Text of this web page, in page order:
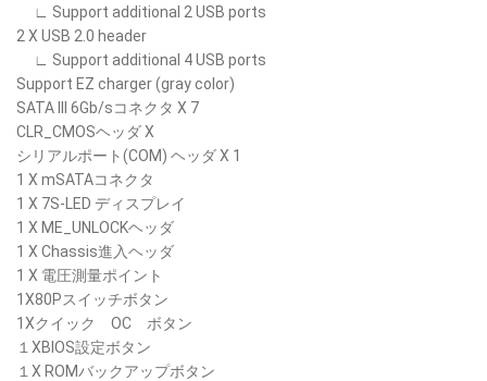
∟ Support additional 2 USB ports
2 X USB 2.0 header
∟ Support additional 4 USB ports
Support EZ charger (gray color)
SATA III 6Gb/sコネクタ X 7
CLR_CMOSヘッダ X
シリアルポート(COM) ヘッダ X 1
1 X mSATAコネクタ
1 X 7S-LED ディスプレイ
1 X ME_UNLOCKヘッダ
1 X Chassis進入ヘッダ
1 X 電圧測量ポイント
1X80Pスイッチボタン
1Xクイック OC ボタン
１XBIOS設定ボタン
１X ROMバックアップボタン